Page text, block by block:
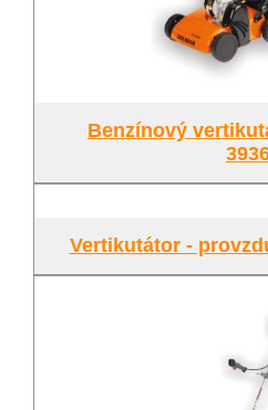
Benzínový
Vertikutátor -